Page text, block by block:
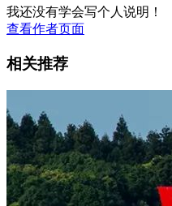
我还没有学会写个人说明！
查看作者页面
相关推荐